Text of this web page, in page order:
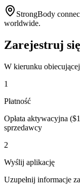
StrongBody
worldwide.
Zarejestruj
W kierunku
1
Płatność
Opłata aktywacyjna
sprzedawcy
2
Wyślij aplikację
Uzupełnij informacje